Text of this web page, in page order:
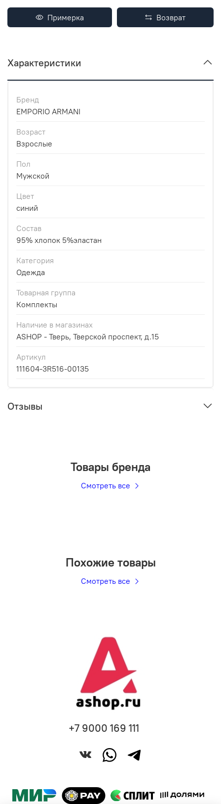
Примерка Возврат
Характеристики
Бренд
EMPORIO ARMANI
Возраст
Взрослые
Пол
Мужской
Цвет
синий
Состав
95% хлопок 5%эластан
Категория
Одежда
Товарная группа
Комплекты
Наличие в магазинах
ASHOP - Тверь, Тверской проспект, д.15
Артикул
111604-3R516-00135
Отзывы
Товары бренда
Смотреть все
Похожие товары
Смотреть все
+7 9000 169 111